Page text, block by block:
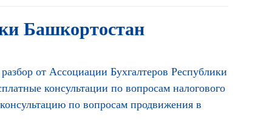
Башкортостан
разбор от Ассоциации Бухгалтеров Республики
консультации по вопросам налогового
по вопросам продвижения в